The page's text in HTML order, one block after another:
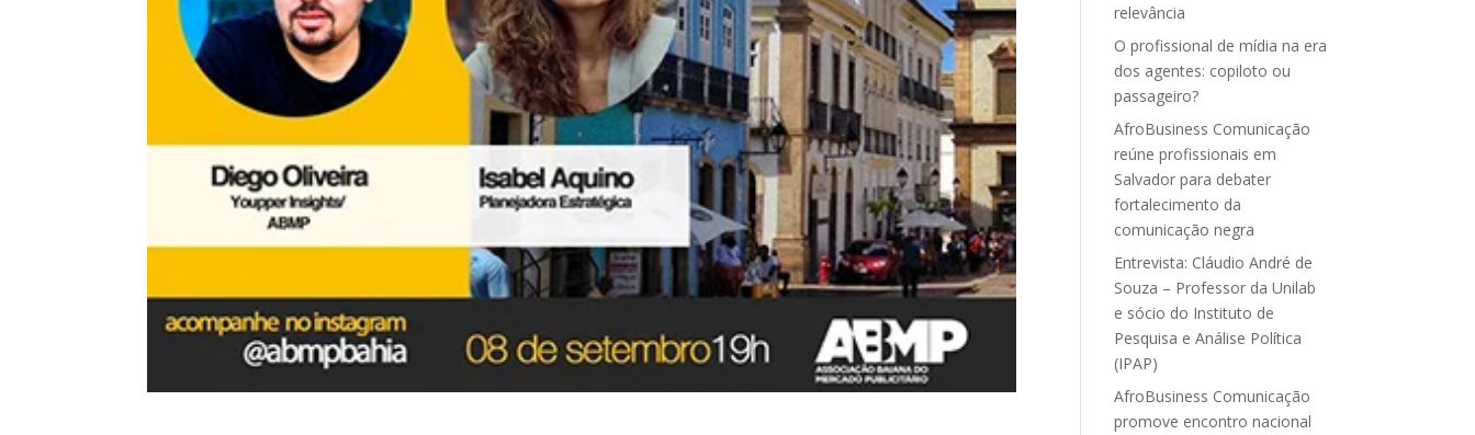
relevância
O profissional de mídia na era
dos agentes: copiloto ou
passageiro?
AfroBusiness Comunicação
reúne profissionais em
Salvador para debater
fortalecimento da
comunicação negra
Entrevista: Cláudio André de
Souza – Professor da Unilab
e sócio do Instituto de
Pesquisa e Análise Política
(IPAP)
AfroBusiness Comunicação
promove encontro nacional